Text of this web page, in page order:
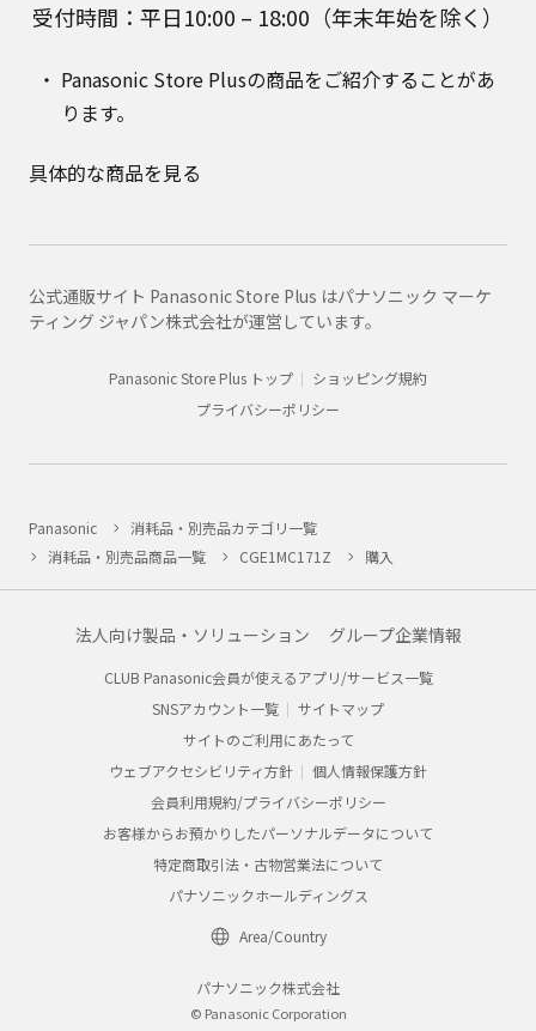
受付時間：平日10:00 – 18:00（年末年始を除く）
Panasonic Store Plusの商品をご紹介することがあ
ります。
具体的な商品を見る
公式通販サイト Panasonic Store Plus はパナソニック マーケ
ティング ジャパン株式会社が運営しています。
Panasonic Store Plus トップ
ショッピング規約
プライバシーポリシー
Panasonic
消耗品・別売品カテゴリ一覧
消耗品・別売品商品一覧
CGE1MC171Z 購入
法人向け製品・ソリューション グループ企業情報
CLUB Panasonic会員が使えるアプリ/サービス一覧
SNSアカウント一覧
サイトマップ
サイトのご利用にあたって
ウェブアクセシビリティ方針
個人情報保護方針
会員利用規約/プライバシーポリシー
お客様からお預かりしたパーソナルデータについて
特定商取引法・古物営業法について
パナソニックホールディングス
Area/Country
パナソニック株式会社
© Panasonic Corporation